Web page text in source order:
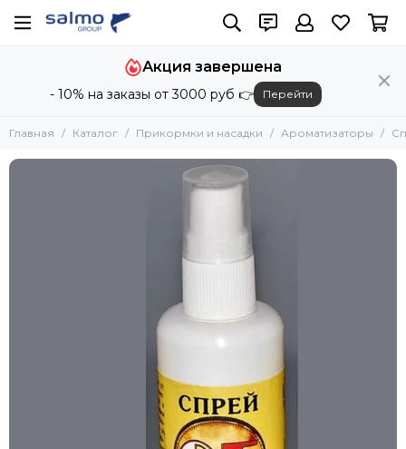
Прикормки и насадки
Прикормки добавки
Бойлы
Насадки
- 10% на заказы от 3000 руб 👉
Акция завершена
Перейти
Главная Каталог Прикормки и насадки Ароматизаторы